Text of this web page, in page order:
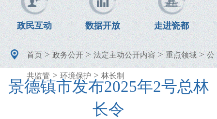
政民互动 数据开放 走进瓷都
首页>政务公开>法定主动公开内容>重点领域>公
共监管 > 环境保护 > 林长制
景德镇市发布2025年2号总林
长令